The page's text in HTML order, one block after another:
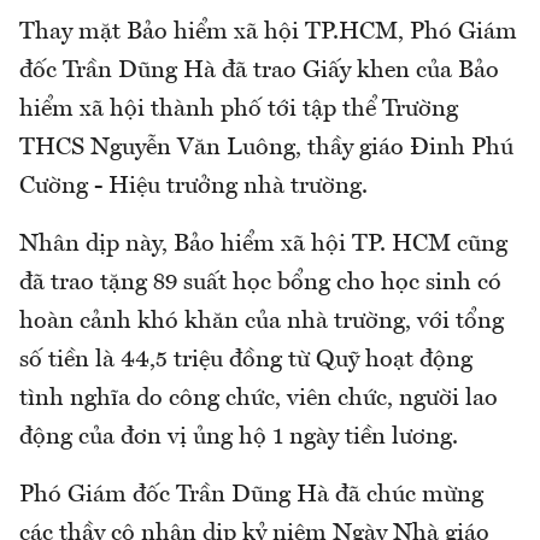
Thay mặt Bảo hiểm xã hội TP.HCM, Phó Giám
đốc Trần Dũng Hà đã trao Giấy khen của Bảo
hiểm xã hội thành phố tới tập thể Trường
THCS Nguyễn Văn Luông, thầy giáo Đinh Phú
Cường - Hiệu trưởng nhà trường.
Nhân dịp này, Bảo hiểm xã hội TP. HCM cũng
đã trao tặng 89 suất học bổng cho học sinh có
hoàn cảnh khó khăn của nhà trường, với tổng
số tiền là 44,5 triệu đồng từ Quỹ hoạt động
tình nghĩa do công chức, viên chức, người lao
động của đơn vị ủng hộ 1 ngày tiền lương.
Phó Giám đốc Trần Dũng Hà đã chúc mừng
các thầy cô nhân dịp kỷ niệm Ngày Nhà giáo